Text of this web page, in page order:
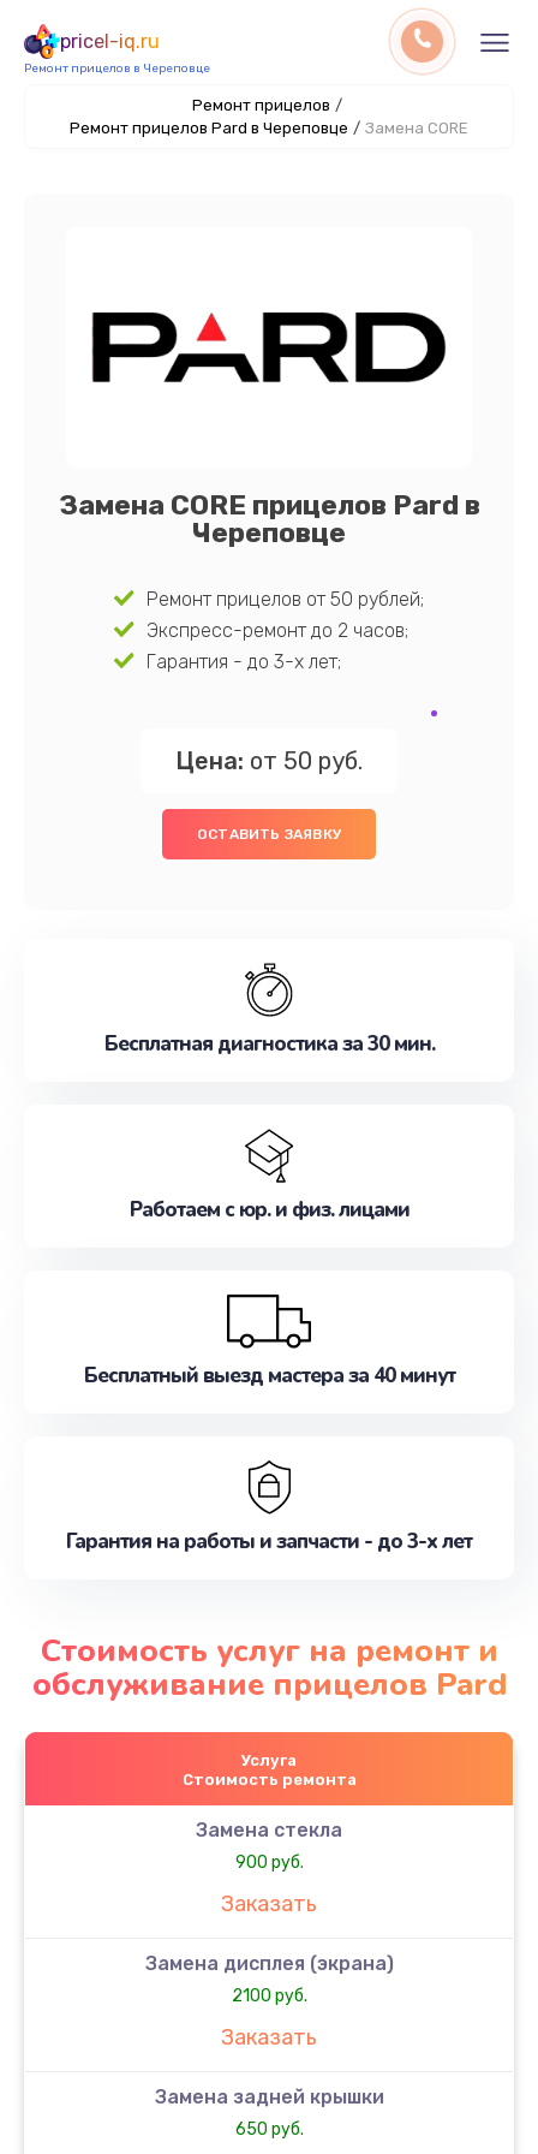
pricel-iq.ru
Ремонт прицелов в Череповце
Ремонт прицелов /
Ремонт прицелов Pard в Череповце / Замена CORE
Замена CORE прицелов Pard в
Череповце
Ремонт прицелов от 50 рублей;
Экспресс-ремонт до 2 часов;
Гарантия - до 3-х лет;
Цена: от 50 руб.
ОСТАВИТЬ ЗАЯВКУ
Бесплатная диагностика за 30 мин.
Работаем с юр. и физ. лицами
Бесплатный выезд мастера за 40 минут
Гарантия на работы и запчасти - до 3-х лет
Стоимость услуг на ремонт и
обслуживание прицелов Pard
Услуга
Стоимость ремонта
Замена стекла
900 руб.
Заказать
Замена дисплея (экрана)
2100 руб.
Заказать
Замена задней крышки
650 руб.